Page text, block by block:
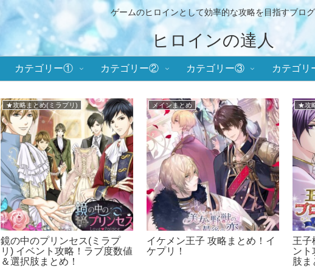
ゲームのヒロインとして効率的な攻略を目指すブログ
ヒロインの達人
カテゴリー① カテゴリー② カテゴリー③ カテゴ
★攻略まとめ(ミラプリ)
鏡の中のプリンセス(ミラプ
リ) イベント攻略！ラブ度数値
＆選択肢まとめ！
メインまとめ
イケメン王子 攻略まとめ！イ
ケプリ！
★攻
王子
ント
肢ま